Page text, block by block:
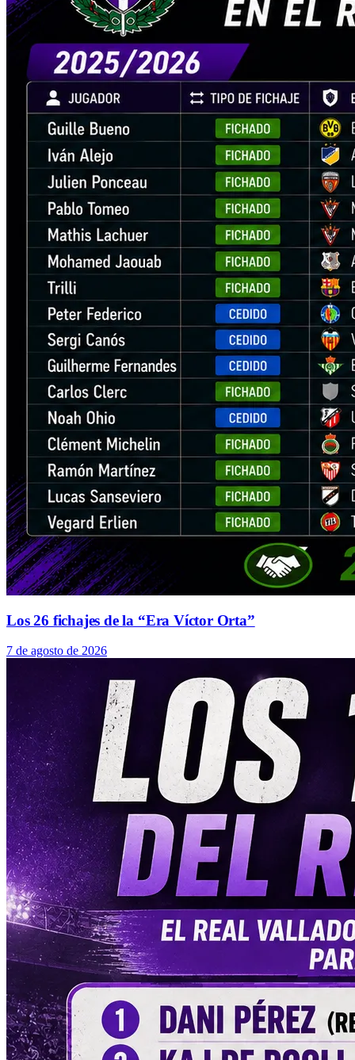
Los 26 fichajes de la “Era Víctor Orta”
7 de agosto de 2026